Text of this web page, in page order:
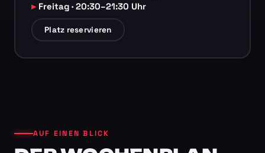
Freitag · 20:30–21:30 Uhr
Platz reservieren
AUF EINEN BLICK